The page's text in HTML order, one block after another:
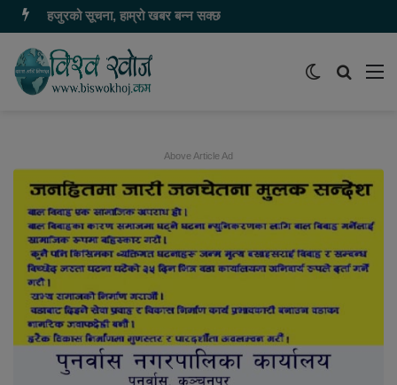
हजुरको सूचना, हाम्रो खबर बन्न सक्छ
समाचार
Switch
Above Article Ad